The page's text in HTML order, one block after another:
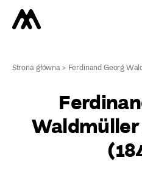
Strona główna> Ferdinand Georg